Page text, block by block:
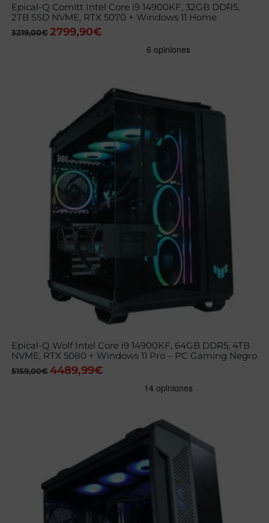
Epical-Q Comitt Intel Core i9 14900KF, 32GB DDR5,
2TB SSD NVME, RTX 5070 + Windows 11 Home
3219,00€ El
2799,90€
Epical-Q Wolf Intel Core i9 14900KF, 64GB DDR5, 4TB
NVME, RTX 5080 + Windows 11 Pro – PC Gaming Negro
5159,00€ El
4489,99€